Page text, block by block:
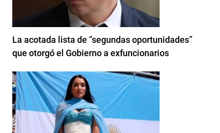
La acotada lista de “segundas oportunidades”
que otorgó el Gobierno a exfuncionarios